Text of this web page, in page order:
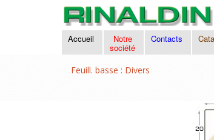
Accueil Notre
société
Contacts
Feuill. basse : Divers